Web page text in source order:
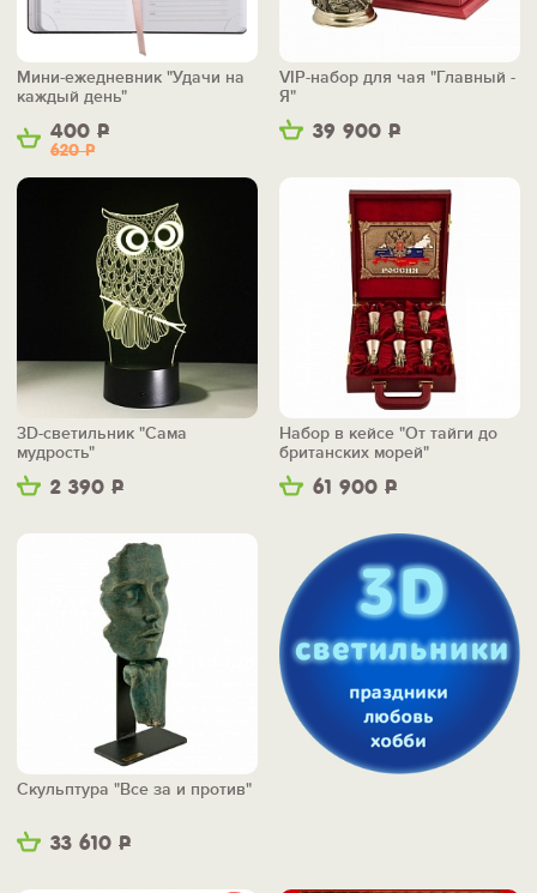
400 Р
620Р
Мини-ежедневник "Удачи на
каждый день"
39 900 Р
VIP-набор для чая "Главный -
Я"
2 390 Р
3D-светильник "Сама
мудрость"
61 900 Р
Набор в кейсе "От тайги до
британских морей"
33 610 Р
Скульптура "Все за и против"